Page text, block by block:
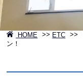
HOME >> ETC >>
ン！